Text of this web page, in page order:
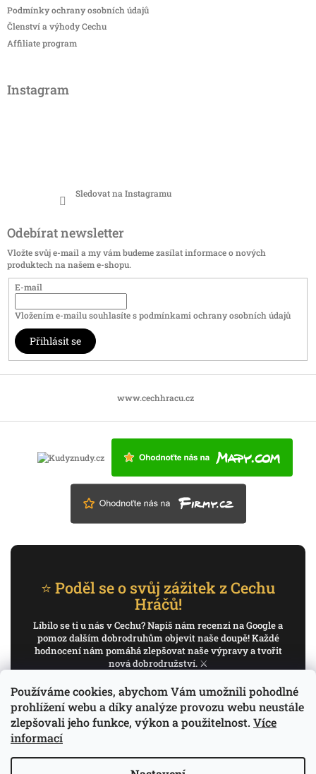
Používáme cookies, abychom Vám umožnili pohodlné
prohlížení webu a díky analýze provozu webu neustále
zlepšovali jeho funkce, výkon a použitelnost. Více
informací
Podmínky ochrany osobních údajů
Členství a výhody Cechu
Affiliate program
Instagram
Sledovat na Instagramu
Odebírat newsletter
Vložte svůj e-mail a my vám budeme zasílat informace o nových
produktech na našem e-shopu.
E-mail
Vložením e-mailu souhlasíte spodmínkami ochrany osobních údajů
Přihlásit se
www.cechhracu.cz
⭐ Poděl se o svůj zážitek z Cechu
Hráčů!
Líbilo se ti u nás v Cechu? Napiš nám recenzi na Google a
pomoz dalším dobrodruhům objevit naše doupě! Každé
hodnocení nám pomáhá zlepšovat naše výpravy a tvořit
nová dobrodružství. ⚔️
✍️ Napiš recenzi na Google
Děkujeme, že pomáháš psát příběh Cechu Hráčů.